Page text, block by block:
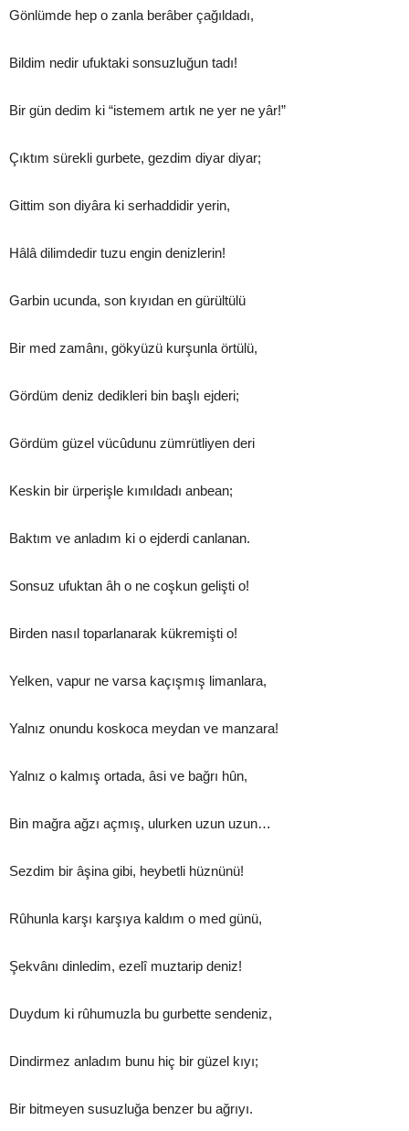
Gönlümde hep o zanla berâber çağıldadı,
Bildim nedir ufuktaki sonsuzluğun tadı!
Bir gün dedim ki “istemem artık ne yer ne yâr!”
Çıktım sürekli gurbete, gezdim diyar diyar;
Gittim son diyâra ki serhaddidir yerin,
Hâlâ dilimdedir tuzu engin denizlerin!
Garbin ucunda, son kıyıdan en gürültülü
Bir med zamânı, gökyüzü kurşunla örtülü,
Gördüm deniz dedikleri bin başlı ejderi;
Gördüm güzel vücûdunu zümrütliyen deri
Keskin bir ürperişle kımıldadı anbean;
Baktım ve anladım ki o ejderdi canlanan.
Sonsuz ufuktan âh o ne coşkun gelişti o!
Birden nasıl toparlanarak kükremişti o!
Yelken, vapur ne varsa kaçışmış limanlara,
Yalnız onundu koskoca meydan ve manzara!
Yalnız o kalmış ortada, âsi ve bağrı hûn,
Bin mağra ağzı açmış, ulurken uzun uzun…
Sezdim bir âşina gibi, heybetli hüznünü!
Rûhunla karşı karşıya kaldım o med günü,
Şekvânı dinledim, ezelî muztarip deniz!
Duydum ki rûhumuzla bu gurbette sendeniz,
Dindirmez anladım bunu hiç bir güzel kıyı;
Bir bitmeyen susuzluğa benzer bu ağrıyı.